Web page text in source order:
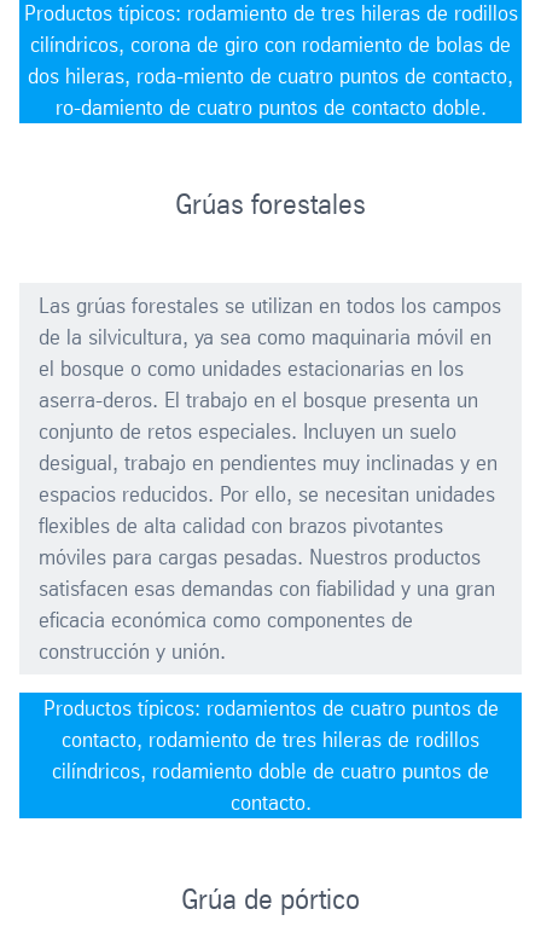
Productos típicos: rodamiento de tres hileras de rodillos
cilíndricos, corona de giro con rodamiento de bolas de
dos hileras, roda-miento de cuatro puntos de contacto,
ro-damiento de cuatro puntos de contacto doble.
Grúas forestales
Las grúas forestales se utilizan en todos los campos
de la silvicultura, ya sea como maquinaria móvil en
el bosque o como unidades estacionarias en los
aserra-deros. El trabajo en el bosque presenta un
conjunto de retos especiales. Incluyen un suelo
desigual, trabajo en pendientes muy inclinadas y en
espacios reducidos. Por ello, se necesitan unidades
flexibles de alta calidad con brazos pivotantes
móviles para cargas pesadas. Nuestros productos
satisfacen esas demandas con fiabilidad y una gran
eficacia económica como componentes de
construcción y unión.
Productos típicos: rodamientos de cuatro puntos de
contacto, rodamiento de tres hileras de rodillos
cilíndricos, rodamiento doble de cuatro puntos de
contacto.
Grúa de pórtico